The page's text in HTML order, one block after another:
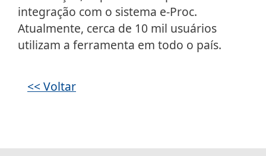
integração com o sistema e-Proc.
Atualmente, cerca de 10 mil usuários
utilizam a ferramenta em todo o país.
<< Voltar